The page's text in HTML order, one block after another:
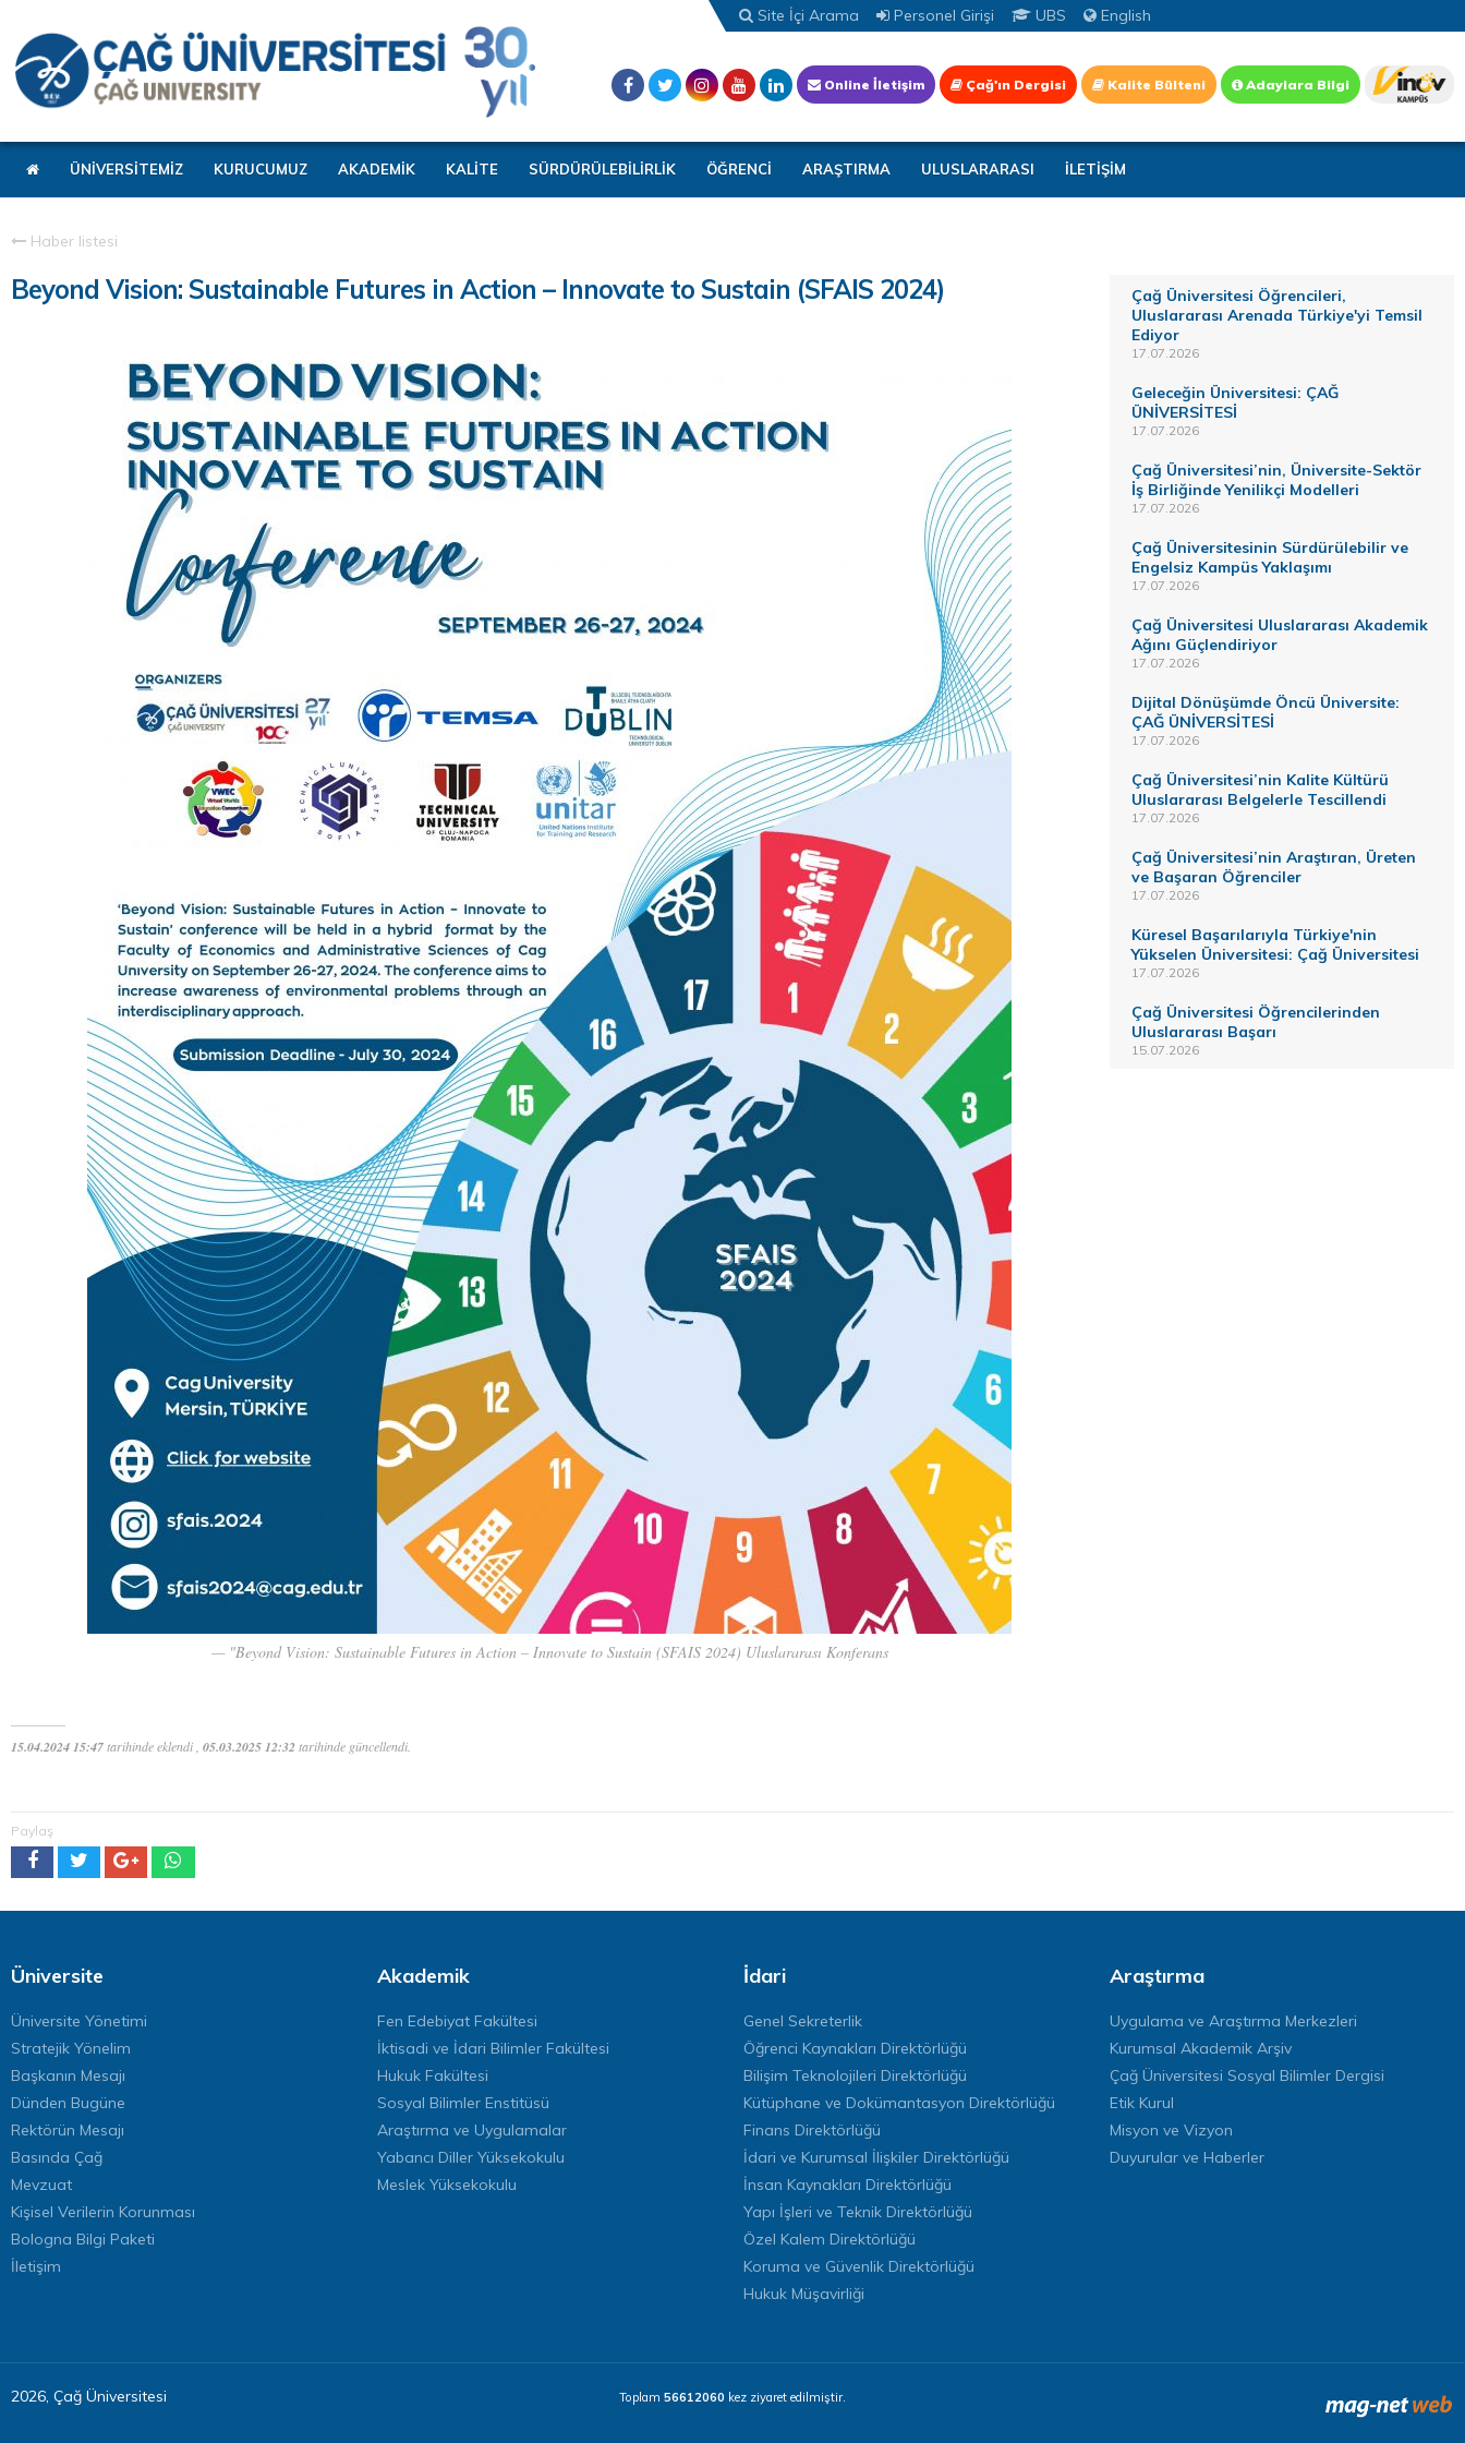
Site İçi Arama Personel Girişi UBS English
Online İletişim Çağ'ın Dergisi Kalite Bülteni Adaylara Bilgi
ÜNİVERSİTEMİZ KURUCUMUZ AKADEMİK KALİTE SÜRDÜRÜLEBİLİRLİK ÖĞRENCİ ARAŞTIRMA ULUSLARARASI İLETİŞİM
Haber listesi
Beyond Vision: Sustainable Futures in Action – Innovate to Sustain (SFAIS 2024)
"Beyond Vision: Sustainable Futures in Action – Innovate to Sustain (SFAIS 2024) Uluslararası Konferans
15.04.2024 15:47tarihinde eklendi , 05.03.2025 12:32tarihinde güncellendi.
Çağ Üniversitesi Öğrencileri,
Uluslararası Arenada Türkiye'yi Temsil
Ediyor
17.07.2026
Geleceğin Üniversitesi: ÇAĞ
ÜNİVERSİTESİ
17.07.2026
Çağ Üniversitesi’nin, Üniversite-Sektör
İş Birliğinde Yenilikçi Modelleri
17.07.2026
Çağ Üniversitesinin Sürdürülebilir ve
Engelsiz Kampüs Yaklaşımı
17.07.2026
Çağ Üniversitesi Uluslararası Akademik
Ağını Güçlendiriyor
17.07.2026
Dijital Dönüşümde Öncü Üniversite:
ÇAĞ ÜNİVERSİTESİ
17.07.2026
Çağ Üniversitesi’nin Kalite Kültürü
Uluslararası Belgelerle Tescillendi
17.07.2026
Çağ Üniversitesi’nin Araştıran, Üreten
ve Başaran Öğrenciler
17.07.2026
Küresel Başarılarıyla Türkiye'nin
Yükselen Üniversitesi: Çağ Üniversitesi
17.07.2026
Çağ Üniversitesi Öğrencilerinden
Uluslararası Başarı
15.07.2026
Paylaş
Üniversite
Üniversite Yönetimi
Stratejik Yönelim
Başkanın Mesajı
Dünden Bugüne
Rektörün Mesajı
Basında Çağ
Mevzuat
Kişisel Verilerin Korunması
Bologna Bilgi Paketi
İletişim
Akademik
Fen Edebiyat Fakültesi
İktisadi ve İdari Bilimler Fakültesi
Hukuk Fakültesi
Sosyal Bilimler Enstitüsü
Araştırma ve Uygulamalar
Yabancı Diller Yüksekokulu
Meslek Yüksekokulu
İdari
Genel Sekreterlik
Öğrenci Kaynakları Direktörlüğü
Bilişim Teknolojileri Direktörlüğü
Kütüphane ve Dokümantasyon Direktörlüğü
Finans Direktörlüğü
İdari ve Kurumsal İlişkiler Direktörlüğü
İnsan Kaynakları Direktörlüğü
Yapı İşleri ve Teknik Direktörlüğü
Özel Kalem Direktörlüğü
Koruma ve Güvenlik Direktörlüğü
Hukuk Müşavirliği
Araştırma
Uygulama ve Araştırma Merkezleri
Kurumsal Akademik Arşiv
Çağ Üniversitesi Sosyal Bilimler Dergisi
Etik Kurul
Misyon ve Vizyon
Duyurular ve Haberler
2026, Çağ Üniversitesi Toplam 56612060 kez ziyaret edilmiştir.